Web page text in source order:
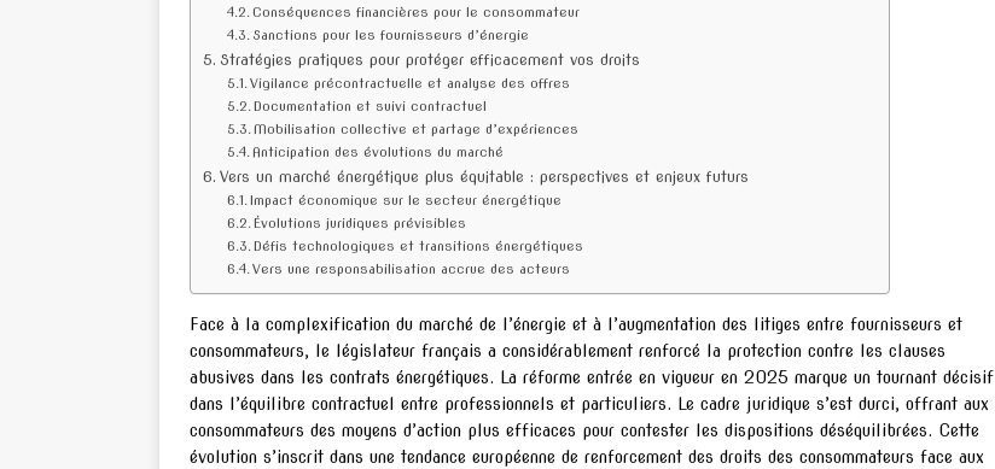
Conséquences financières pour le consommateur
Sanctions pour les fournisseurs d’énergie
Stratégies pratiques pour protéger efficacement vos droits
Vigilance précontractuelle et analyse des offres
Documentation et suivi contractuel
Mobilisation collective et partage d’expériences
Anticipation des évolutions du marché
Vers un marché énergétique plus équitable : perspectives et enjeux futurs
Impact économique sur le secteur énergétique
Évolutions juridiques prévisibles
Défis technologiques et transitions énergétiques
Vers une responsabilisation accrue des acteurs
Face à la complexification du marché de l’énergie et à l’augmentation des litiges entre fournisseurs et
consommateurs, le législateur français a considérablement renforcé la protection contre les clauses
abusives dans les contrats énergétiques. La réforme entrée en vigueur en 2025 marque un tournant décisif
dans l’équilibre contractuel entre professionnels et particuliers. Le cadre juridique s’est durci, offrant aux
consommateurs des moyens d’action plus efficaces pour contester les dispositions déséquilibrées. Cette
évolution s’inscrit dans une tendance européenne de renforcement des droits des consommateurs face aux